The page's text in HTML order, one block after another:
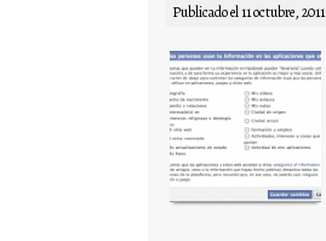
Publicado el11 octubre, 2011